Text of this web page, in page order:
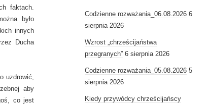
faktach.
było
innych
Ducha
uzdrowić,
aby
co jest
Codzienne rozważania_06.08.2026 6
sierpnia 2026
Wzrost „chrześcijaństwa
przegranych” 6 sierpnia 2026
Codzienne rozważania_05.08.2026 5
sierpnia 2026
Kiedy przywódcy chrześcijańscy